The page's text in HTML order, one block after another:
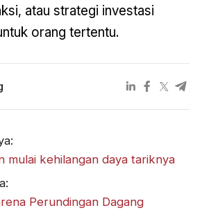
atau strategi investasi
orang tertentu.
mulai kehilangan daya tariknya
Perundingan Dagang